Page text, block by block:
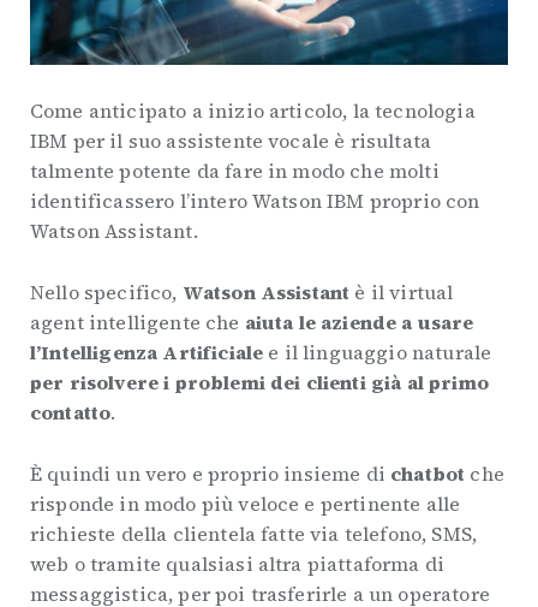
Come anticipato a inizio articolo, la tecnologia
IBM per il suo assistente vocale è risultata
talmente potente da fare in modo che molti
identificassero l’intero Watson IBM proprio con
Watson Assistant.
Nello specifico, Watson Assistant è il virtual
agent intelligente che aiuta le aziende a usare
l’Intelligenza Artificiale e il linguaggio naturale
per risolvere i problemi dei clienti già al primo
contatto.
È quindi un vero e proprio insieme di chatbot che
risponde in modo più veloce e pertinente alle
richieste della clientela fatte via telefono, SMS,
web o tramite qualsiasi altra piattaforma di
messaggistica, per poi trasferirle a un operatore